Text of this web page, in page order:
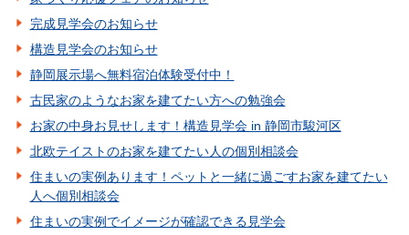
完成見学会のお知らせ
構造見学会のお知らせ
静岡展示場へ無料宿泊体験受付中！
古民家のようなお家を建てたい方への勉強会
お家の中身お見せします！構造見学会 in 静岡市駿河区
北欧テイストのお家を建てたい人の個別相談会
住まいの実例あります！ペットと一緒に過ごすお家を建てたい
人へ個別相談会
住まいの実例でイメージが確認できる見学会